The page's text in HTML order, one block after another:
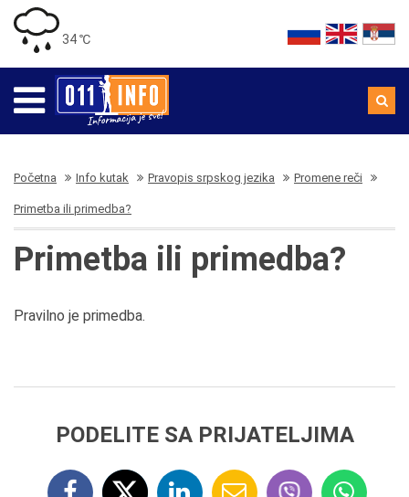
34 ℃
Početna Info kutak Pravopis srpskog jezika Promene reči
Primetba ili primedba?
Primetba ili primedba?
Pravilno je primedba.
PODELITE SA PRIJATELJIMA